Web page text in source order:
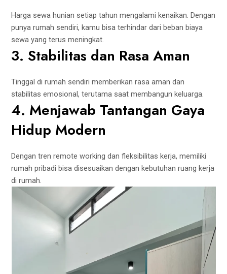
Harga sewa hunian setiap tahun mengalami kenaikan. Dengan
punya rumah sendiri, kamu bisa terhindar dari beban biaya
sewa yang terus meningkat.
3. Stabilitas dan Rasa Aman
Tinggal di rumah sendiri memberikan rasa aman dan
stabilitas emosional, terutama saat membangun keluarga.
4. Menjawab Tantangan Gaya
Hidup Modern
Dengan trenremote working dan fleksibilitas kerja, memiliki
rumah pribadi bisa disesuaikan dengan kebutuhan ruang kerja
di rumah.